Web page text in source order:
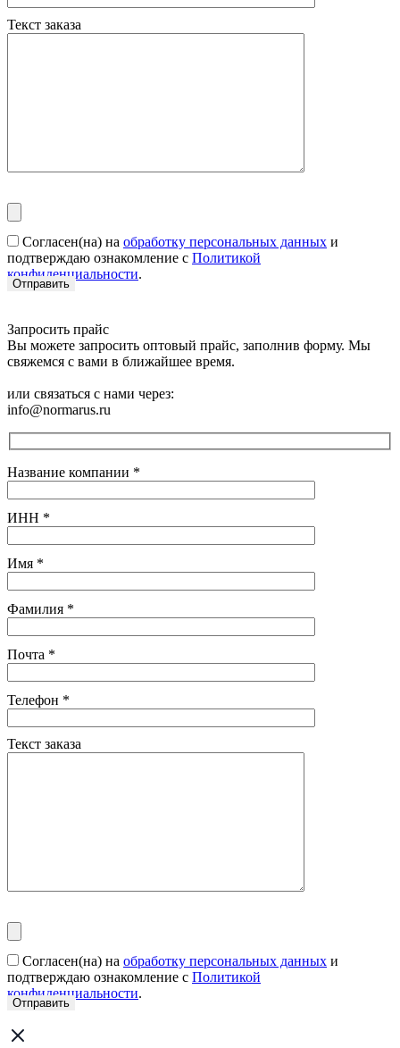
Текст заказа
Согласен(на) на обработку персональных данных и
подтверждаю ознакомление с Политикой
конфиденциальности.
Запросить прайс
Вы можете запросить оптовый прайс, заполнив форму. Мы
свяжемся с вами в ближайшее время.
или связаться с нами через:
info@normarus.ru
Название компании *
ИНН *
Имя *
Фамилия *
Почта *
Телефон *
Текст заказа
Согласен(на) на обработку персональных данных и
подтверждаю ознакомление с Политикой
конфиденциальности.